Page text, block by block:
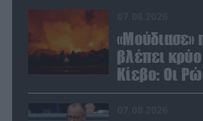
«Μούδιασε»
βλέπει
Κίεβο: Οι